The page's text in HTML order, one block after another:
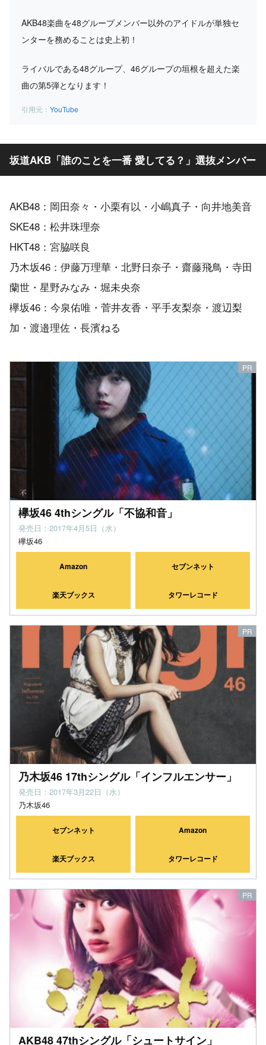
AKB48楽曲を48グループメンバー以外のアイドルが単独セ
ンターを務めることは史上初！
ライバルである48グループ、46グループの垣根を超えた楽
曲の第5弾となります！
YouTube
坂道AKB「誰のことを一番 愛してる？」選抜メンバー
AKB48：岡田奈々・小栗有以・小嶋真子・向井地美音
SKE48：松井珠理奈
HKT48：宮脇咲良
乃木坂46：伊藤万理華・北野日奈子・齋藤飛鳥・寺田
蘭世・星野みなみ・堀未央奈
欅坂46：今泉佑唯・菅井友香・平手友梨奈・渡辺梨
加・渡邉理佐・長濱ねる
欅坂46 4thシングル「不協和音」
発売日：2017年4月5日（水）
欅坂46
Amazon セブンネット
楽天ブックス タワーレコード
乃木坂46 17thシングル「インフルエンサー」
発売日：2017年3月22日（水）
乃木坂46
セブンネット Amazon
楽天ブックス タワーレコード
AKB48 47thシングル「シュートサイン」